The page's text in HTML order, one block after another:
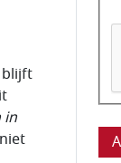
blijft
in